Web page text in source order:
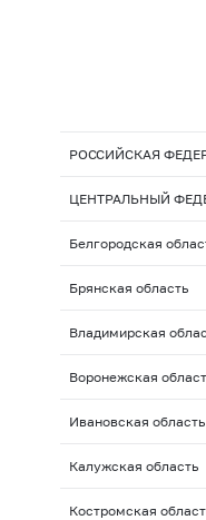
РОССИЙСКАЯ
ЦЕНТРАЛЬНЫЙ
Белгородская
Брянская область
Владимирская
Воронежская
Ивановская область
Калужская область
Костромская